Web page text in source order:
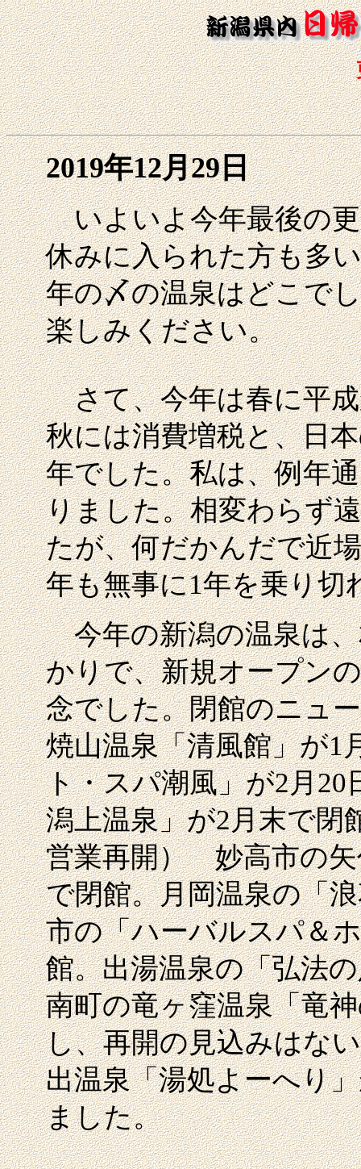
2019年12月29日
いよいよ今年最後の更
休みに入られた方も多
年の〆の温泉はどこで
楽しみください。
さて、今年は春に平成
秋には消費増税と、日
年でした。私は、例年
りました。相変わらず
たが、何だかんだで近
年も無事に1年を乗り切
今年の新潟の温泉は、
かりで、新規オープン
念でした。閉館のニュ
焼山温泉「清風館」が1
ト・スパ潮風」が2月20
潟上温泉」が2月末で閉
営業再開） 妙高市の矢
で閉館。月岡温泉の「
市の「ハーバルスパ＆
館。出湯温泉の「弘法
南町の竜ヶ窪温泉「竜
し、再開の見込みはな
出温泉「湯処よーへり
ました。